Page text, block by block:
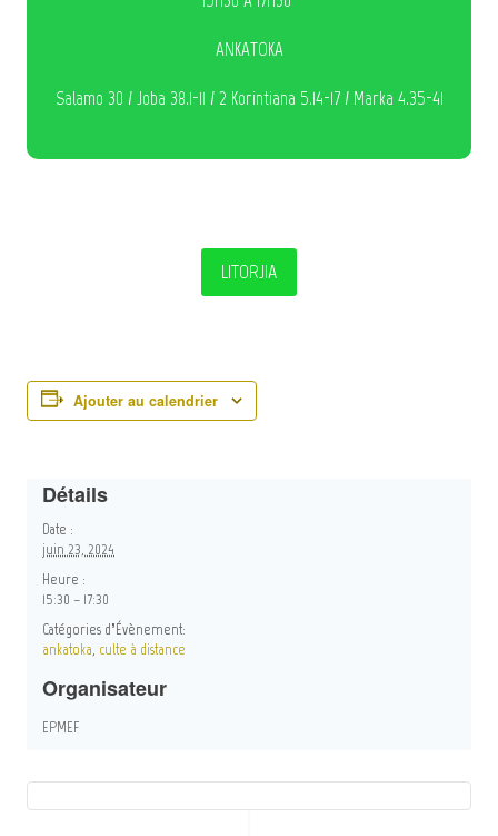
ANKATOKA
Salamo 30 / Joba 38.1-11 / 2 Korintiana 5.14-17 / Marka 4.35-41
LITORJIA
Ajouter au calendrier
Détails
Date :
juin 23, 2024
Heure :
15:30 – 17:30
Catégories d’Évènement:
ankatoka, culte à distance
Organisateur
EPMEF